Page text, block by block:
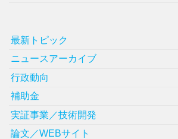
最新トピック
ニュースアーカイブ
行政動向
補助金
実証事業／技術開発
論文／WEBサイト